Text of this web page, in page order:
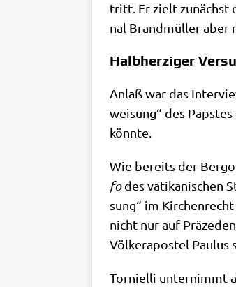
tritt. Er zielt zunächst
nal Brand­mül­ler aber
Halbherziger
Anlaß war das
wei­sung“ des
könnte.
Wie bereits der
fodes vati­ka­ni­schen
sung“ im
nicht nur auf
Völ­ker­apo­stel Pau­lus
Tor­ni­el­li unter­nimmt